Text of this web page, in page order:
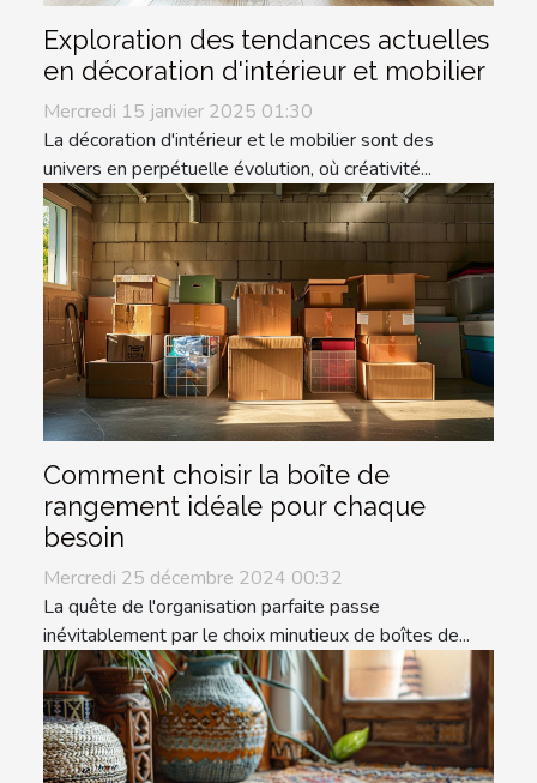
Exploration des tendances actuelles
en décoration d'intérieur et mobilier
Mercredi 15 janvier 2025 01:30
La décoration d'intérieur et le mobilier sont des
univers en perpétuelle évolution, où créativité...
Comment choisir la boîte de
rangement idéale pour chaque
besoin
Mercredi 25 décembre 2024 00:32
La quête de l'organisation parfaite passe
inévitablement par le choix minutieux de boîtes de...